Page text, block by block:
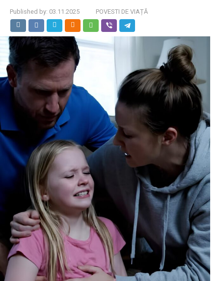
Published by: 03.11.2025 POVESTI DE VIAȚĂ